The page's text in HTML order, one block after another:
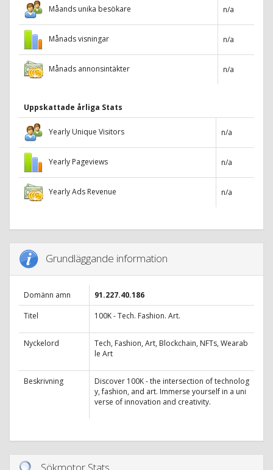
Måands unika besökare n/a
Månads visningar n/a
Månads annonsintäkter n/a
Uppskattade årliga Stats
Yearly Unique Visitors n/a
Yearly Pageviews n/a
Yearly Ads Revenue n/a
Grundläggande information
Domänn amn
91.227.40.186
Titel
100K - Tech. Fashion. Art.
Nyckelord
Tech, Fashion, Art, Blockchain, NFTs, Wearab
le Art
Beskrivning
Discover 100K - the intersection of technolog
y, fashion, and art. Immerse yourself in a uni
verse of innovation and creativity.
Sökmotor Stats